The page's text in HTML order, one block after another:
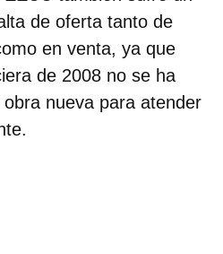
de oferta tanto de
en venta, ya que
de 2008 no se ha
nueva para atender